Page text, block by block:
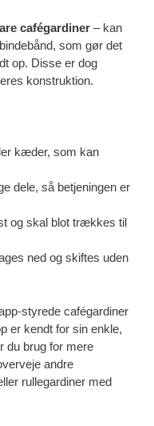
cafégardiner – kan
som gør det
op. Disse er dog
konstruktion.
kæder, som kan
dele, så betjeningen er
og skal blot trækkes til
ned og skiftes uden
styrede cafégardiner
er kendt for sin enkle,
du brug for mere
andre
rullegardiner med